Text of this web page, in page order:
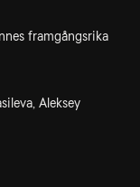
framgångsrika
Aleksey